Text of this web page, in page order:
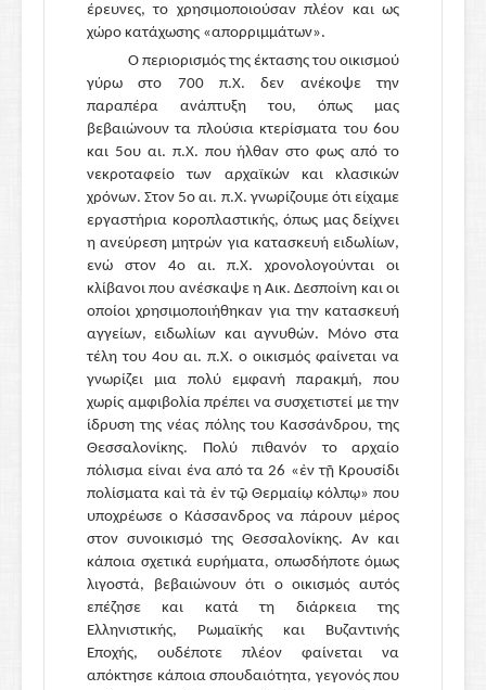
έρευνες, το χρησιμοποιούσαν πλέον και ως
χώρο κατάχωσης «απορριμμάτων».
Ο περιορισμός της έκτασης του οικισμού
γύρω στο 700 π.Χ. δεν ανέκοψε την
παραπέρα ανάπτυξη του, όπως μας
βεβαιώνουν τα πλούσια κτερίσματα του 6ου
και 5ου αι. π.Χ. που ήλθαν στο φως από το
νεκροταφείο των αρχαϊκών και κλασικών
χρόνων. Στον 5ο αι. π.Χ. γνωρίζουμε ότι είχαμε
εργαστήρια κοροπλαστικής, όπως μας δείχνει
η ανεύρεση μητρών για κατασκευή ειδωλίων,
ενώ στον 4ο αι. π.Χ. χρονολογούνται οι
κλίβανοι που ανέσκαψε η Αικ. Δεσποίνη και οι
οποίοι χρησιμοποιήθηκαν για την κατασκευή
αγγείων, ειδωλίων και αγνυθών. Μόνο στα
τέλη του 4ου αι. π.Χ. ο οικισμός φαίνεται να
γνωρίζει μια πολύ εμφανή παρακμή, που
χωρίς αμφιβολία πρέπει να συσχετιστεί με την
ίδρυση της νέας πόλης του Κασσάνδρου, της
Θεσσαλονίκης. Πολύ πιθανόν το αρχαίο
πόλισμα είναι ένα από τα 26 «ἐν τῇ Κρουσίδι
πολίσματα καὶ τὰ ἐν τῷ Θερμαίῳ κόλπῳ» που
υποχρέωσε ο Κάσσανδρος να πάρουν μέρος
στον συνοικισμό της Θεσσαλονίκης. Αν και
κάποια σχετικά ευρήματα, οπωσδήποτε όμως
λιγοστά, βεβαιώνουν ότι ο οικισμός αυτός
επέζησε και κατά τη διάρκεια της
Ελληνιστικής, Ρωμαϊκής και Βυζαντινής
Εποχής, ουδέποτε πλέον φαίνεται να
απόκτησε κάποια σπουδαιότητα, γεγονός που